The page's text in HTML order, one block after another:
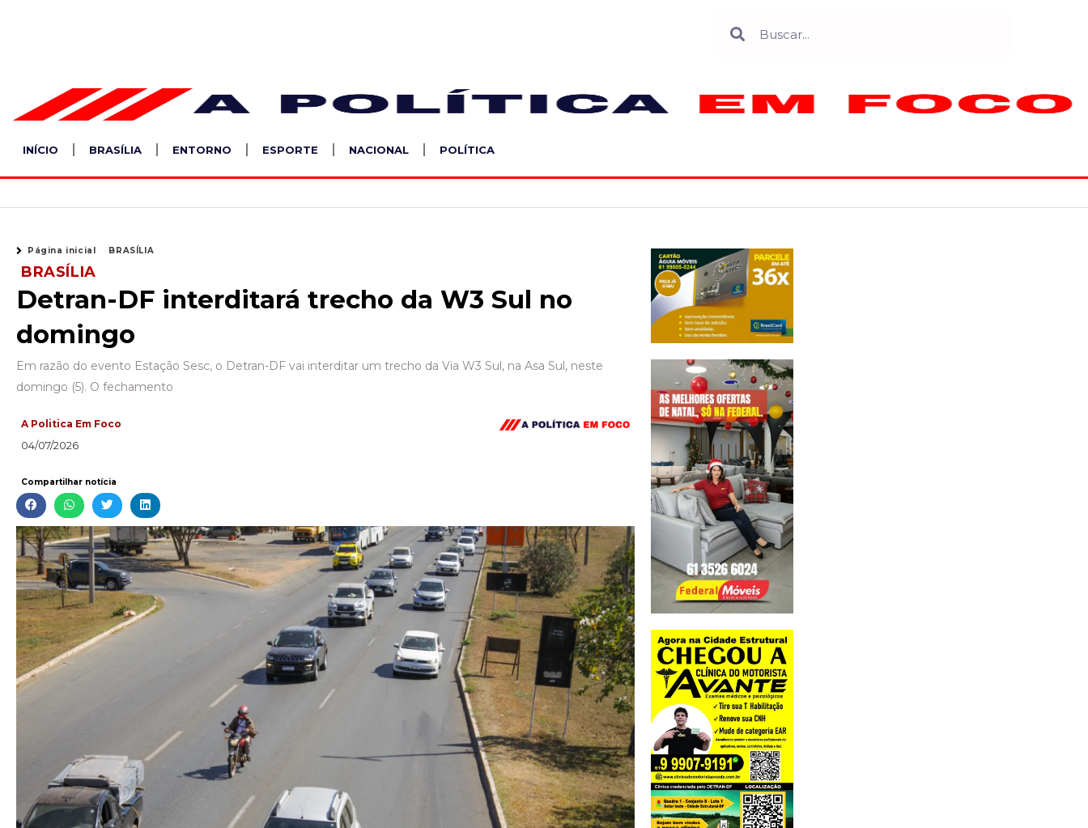
INÍCIO BRASÍLIA ENTORNO ESPORTE NACIONAL POLÍTICA
Página inicial BRASÍLIA
BRASÍLIA
Detran-DF interditará trecho da W3 Sul no
domingo
Em razão do evento Estação Sesc, o Detran-DF vai interditar um trecho da Via W3 Sul, na Asa Sul, neste
domingo (5). O fechamento
A Politica Em Foco
04/07/2026
Compartilhar notícia